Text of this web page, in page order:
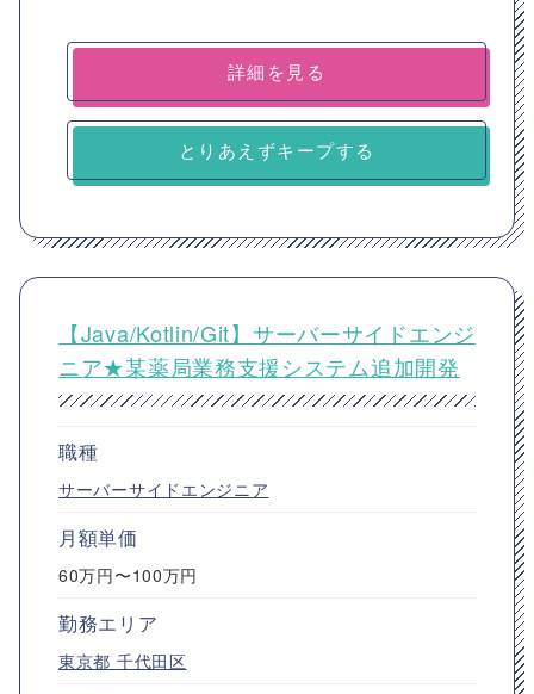
詳細を見る
とりあえずキープする
【Java/Kotlin/Git】サーバーサイドエンジ
ニア★某薬局業務支援システム追加開発
職種
サーバーサイドエンジニア
月額単価
60万円〜100万円
勤務エリア
東京都 千代田区